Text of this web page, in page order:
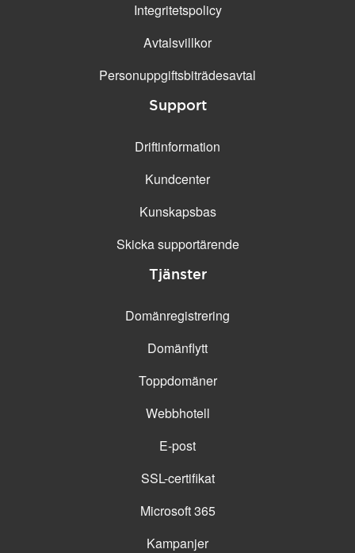
Integritetspolicy
Avtalsvillkor
Personuppgifts­biträdesavtal
Support
Driftinformation
Kundcenter
Kunskapsbas
Skicka supportärende
Tjänster
Domänregistrering
Domänflytt
Toppdomäner
Webbhotell
E-post
SSL-certifikat
Microsoft 365
Kampanjer